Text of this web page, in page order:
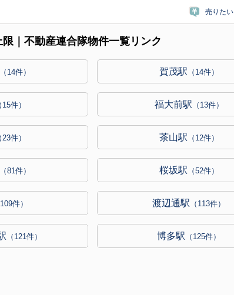
売りたい
｜不動産連合隊物件一覧リンク
（14件） 賀茂駅 （14件）
15件） 福大前駅 （13件）
23件） 茶山駅 （12件）
（81件） 桜坂駅 （52件）
109件） 渡辺通駅 （113件）
（121件） 博多駅 （125件）